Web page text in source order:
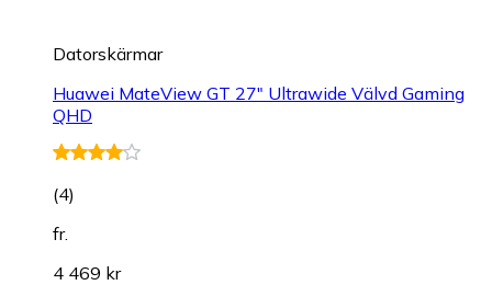
Datorskärmar
Huawei MateView GT 27" Ultrawide Välvd Gaming
QHD
(4)
fr.
4 469 kr